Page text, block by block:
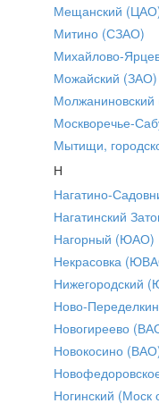
Мещанский
Митино (СЗАО)
Михайлово-
Можайский (ЗАО)
Москворечье-
Мытищи,
Н
Нагатино-
Нагатинский
Нагорный (ЮАО)
Некрасовка
Нижегородский
Ново-
Новогиреево
Новокосино
Ногинский (Моск